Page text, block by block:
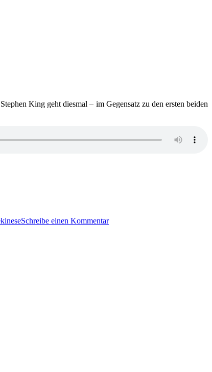
King geht diesmal – im Gegensatz zu den ersten beiden
Schreibe einen KommentarStephen